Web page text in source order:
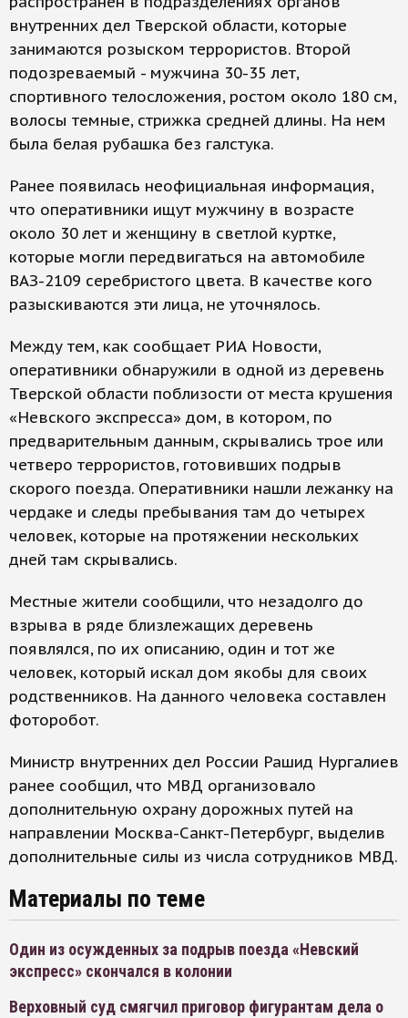
внутренних дел Тверской области, которые
занимаются розыском террористов. Второй
подозреваемый - мужчина 30-35 лет,
спортивного телосложения, ростом около 180 см,
волосы темные, стрижка средней длины. На нем
была белая рубашка без галстука.
Ранее появилась неофициальная информация,
что оперативники ищут мужчину в возрасте
около 30 лет и женщину в светлой куртке,
которые могли передвигаться на автомобиле
ВАЗ-2109 серебристого цвета. В качестве кого
разыскиваются эти лица, не уточнялось.
Между тем, как сообщает РИА Новости,
оперативники обнаружили в одной из деревень
Тверской области поблизости от места крушения
«Невского экспресса» дом, в котором, по
предварительным данным, скрывались трое или
четверо террористов, готовивших подрыв
скорого поезда. Оперативники нашли лежанку на
чердаке и следы пребывания там до четырех
человек, которые на протяжении нескольких
дней там скрывались.
Местные жители сообщили, что незадолго до
взрыва в ряде близлежащих деревень
появлялся, по их описанию, один и тот же
человек, который искал дом якобы для своих
родственников. На данного человека составлен
фоторобот.
Министр внутренних дел России Рашид Нургалиев
ранее сообщил, что МВД организовало
дополнительную охрану дорожных путей на
направлении Москва-Санкт-Петербург, выделив
дополнительные силы из числа сотрудников МВД.
Материалы по теме
Один из осужденных за подрыв поезда «Невский
экспресс» скончался в колонии
Верховный суд смягчил приговор фигурантам дела о